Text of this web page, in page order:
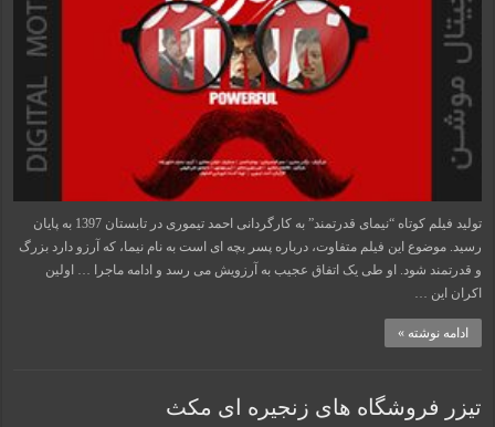
تولید فیلم کوتاه “نیمای قدرتمند” به کارگردانی احمد تیموری در تابستان 1397 به پایان
رسید. موضوع این فیلم متفاوت، درباره پسر بچه ای است به نام نیما، که آرزو دارد بزرگ
و قدرتمند شود. او طی یک اتفاق عجیب به آرزویش می رسد و ادامه ماجرا … اولین
اکران این …
ادامه نوشته »
تیزر فروشگاه های زنجیره ای مکث